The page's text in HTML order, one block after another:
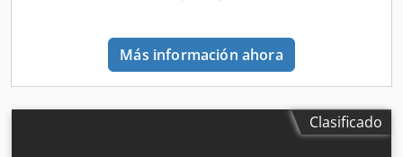
Más información ahora
Clasificado